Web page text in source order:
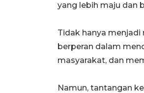
yang lebih maju dan
Tidak hanya
berperan dalam
masyarakat, dan
Namun, tantangan